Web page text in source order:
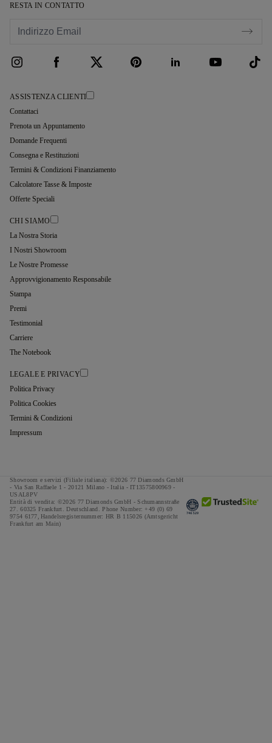
RESTA IN CONTATTO
ASSISTENZA CLIENTI
Contattaci
Prenota un Appuntamento
Domande Frequenti
Consegna e Restituzioni
Termini & Condizioni Finanziamento
Calcolatore Tasse & Imposte
Offerte Speciali
CHI SIAMO
La Nostra Storia
I Nostri Showroom
Le Nostre Promesse
Approvvigionamento Responsabile
Stampa
Premi
Testimonial
Carriere
The Notebook
LEGALE E PRIVACY
Politica Privacy
Politica Cookies
Termini & Condizioni
Impressum
Showroom e servizi (Filiale italiana): ©2026 77 Diamonds GmbH
- Via San Raffaele 1 - 20121 Milano - Italia - IT13575800969 -
USAL8PV
Entità di vendita: ©2026 77 Diamonds GmbH - Schumannstraße
27. 60325 Frankfurt. Deutschland. Phone Number: +49 (0) 69
9754 6177,
Handelsregisternummer: HR B 115026 (Amtsgericht
Frankfurt am Main)